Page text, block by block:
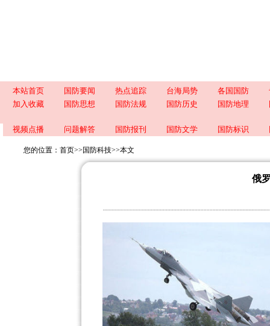
本站首页 国防要闻 热点追踪 台海局势 各国国防
加入收藏
国防思想 国防法规 国防历史 国防地理
视频点播 问题解答 国防报刊 国防文学 国防标识
您的位置： 首页>> 国防科技>>本文
俄